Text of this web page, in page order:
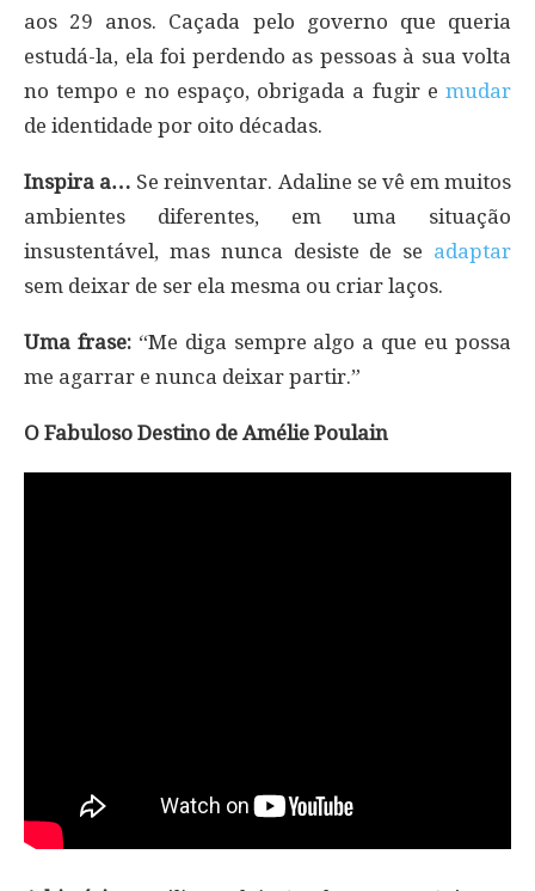
aos 29 anos. Caçada pelo governo que queria
estudá-la, ela foi perdendo as pessoas à sua volta
no tempo e no espaço, obrigada a fugir e mudar
de identidade por oito décadas.
Inspira a… Se reinventar. Adaline se vê em muitos
ambientes diferentes, em uma situação
insustentável, mas nunca desiste de se adaptar
sem deixar de ser ela mesma ou criar laços.
Uma frase:“Me diga sempre algo a que eu possa
me agarrar e nunca deixar partir.”
O Fabuloso Destino de Amélie Poulain